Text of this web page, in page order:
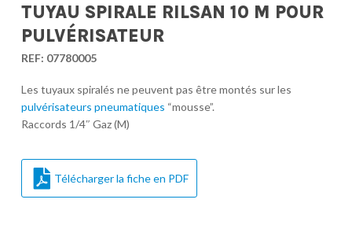
TUYAU SPIRALE RILSAN 10 M POUR
PULVÉRISATEUR
REF: 07780005
Les tuyaux spiralés ne peuvent pas être montés sur les
pulvérisateurs pneumatiques “mousse”.
Raccords 1/4″ Gaz (M)
Télécharger la fiche en PDF